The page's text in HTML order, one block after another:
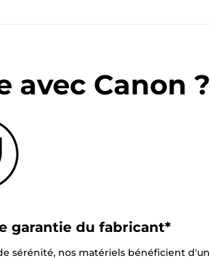
avec Canon ?
garantie du fabricant*
sérénité, nos matériels bénéficient